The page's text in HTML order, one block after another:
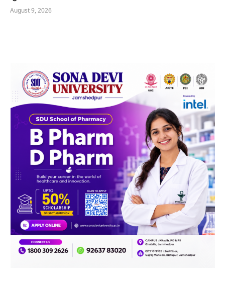
August 9, 2026